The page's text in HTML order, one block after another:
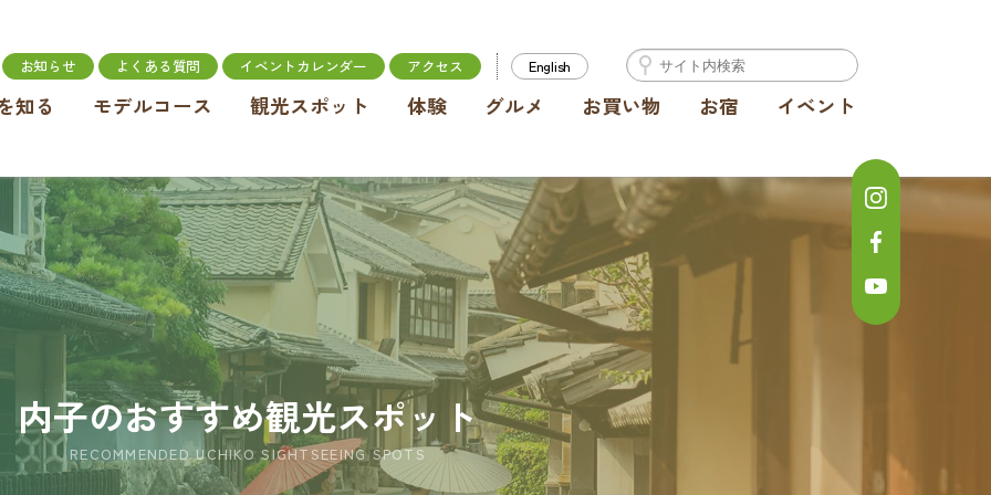
知る モデルコース 観光スポット 体験 グルメ お買い物 お宿 イベント
お知らせ よくある質問 イベントカレンダー アクセス English
内子のおすすめ観光スポット
RECOMMENDED UCHIKO SIGHTSEEING SPOTS